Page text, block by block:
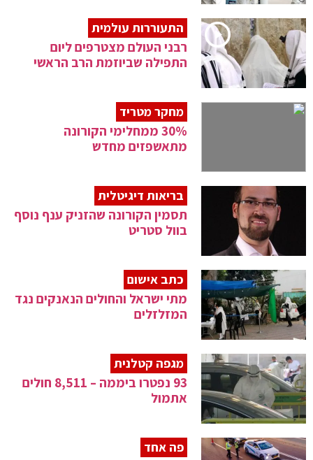
התעוררות עולמית
רבני העולם מצטרפים ליום
התפילה שביוזמת הרב הראשי
מחקר מטריד
30% ממחלימי הקורונה
מתאשפזים מחדש
בריאות דיגיטלית
תסמין הקורונה שהזניק ענף נוסף
בוול סטריט
כתב אישום
מתי ישראל והחולים הנאנקים נגד
המזלזלים
מגפה קטלנית
93 נפטרו ביממה – 8,511 חולים
אתמול
פה אחד